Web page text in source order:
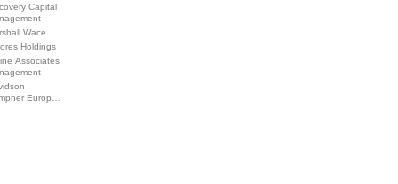
Capital
Wace
Holdings
Associates
Europ…